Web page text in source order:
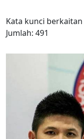
Kata kunci berkaitan
Jumlah: 491